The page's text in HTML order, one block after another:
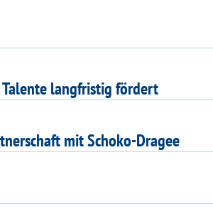
langfristig fördert
mit Schoko-Dragee